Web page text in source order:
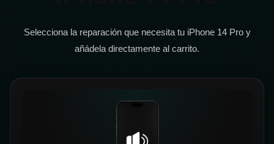
Selecciona la reparación que necesita tu iPhone 14 Pro y
añádela directamente al carrito.